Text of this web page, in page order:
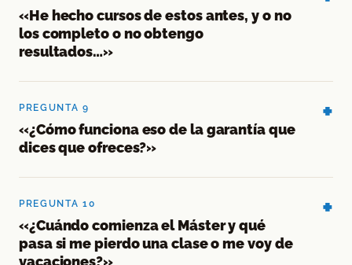
«He hecho cursos de estos antes, y o no
los completo o no obtengo
resultados…»
PREGUNTA 9
«¿Cómo funciona eso de la garantía que
dices que ofreces?»
PREGUNTA 10
«¿Cuándo comienza el Máster y qué
pasa si me pierdo una clase o me voy de
vacaciones?»